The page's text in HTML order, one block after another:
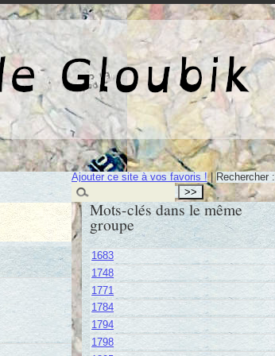
de Gloubik
Ajouter ce site à vos favoris !|Rechercher :
Mots-clés dans le même
groupe
1683
1748
1771
1784
1794
1798